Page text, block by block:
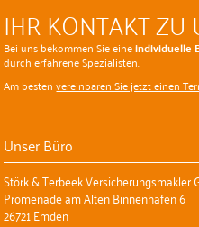
IHR KONTAKT ZU
Bei uns bekommen Sie eineindividuelle
durch erfahrene Spezialisten.
Am bestenvereinbaren Sie jetzt einen
Unser Büro
Störk & Terbeek Versicherungsmakler
Promenade am Alten Binnenhafen 6
26721 Emden